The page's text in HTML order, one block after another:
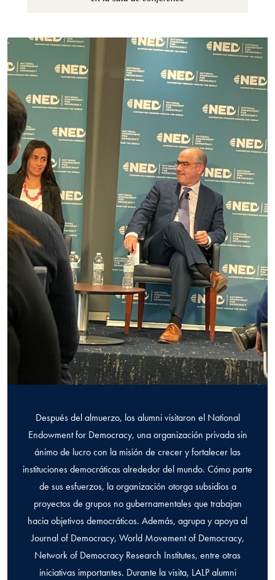
Después del almuerzo, los alumni visitaron el National
Endowment for Democracy, una organización privada sin
ánimo de lucro con la misión de crecer y fortalecer las
instituciones democráticas alrededor del mundo. Cómo parte
de sus esfuerzos, la organización otorga subsidios a
proyectos de grupos no gubernamentales que trabajan
hacia objetivos democráticos. Además, agrupa y apoya al
Journal of Democracy, World Movement of Democracy,
Network of Democracy Research Institutes, entre otras
iniciativas importantes. Durante la visita, LALP alumni